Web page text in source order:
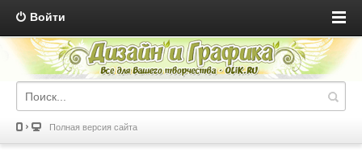
Войти
Полная версия сайта